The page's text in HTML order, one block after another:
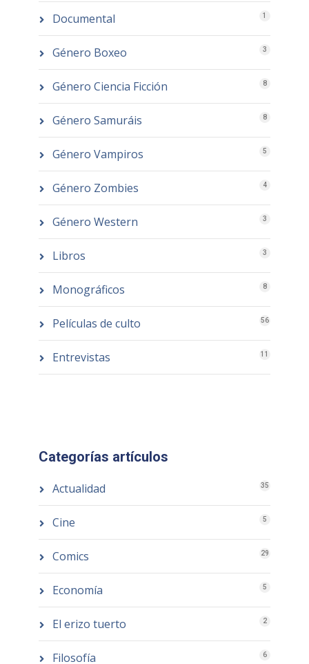
Documental 1
Género Boxeo 3
Género Ciencia Ficción 8
Género Samuráis 8
Género Vampiros 5
Género Zombies 4
Género Western 3
Libros 3
Monográficos 8
Películas de culto 56
Entrevistas 11
Categorías artículos
Actualidad 35
Cine 5
Comics 29
Economía 5
El erizo tuerto 2
Filosofía 6